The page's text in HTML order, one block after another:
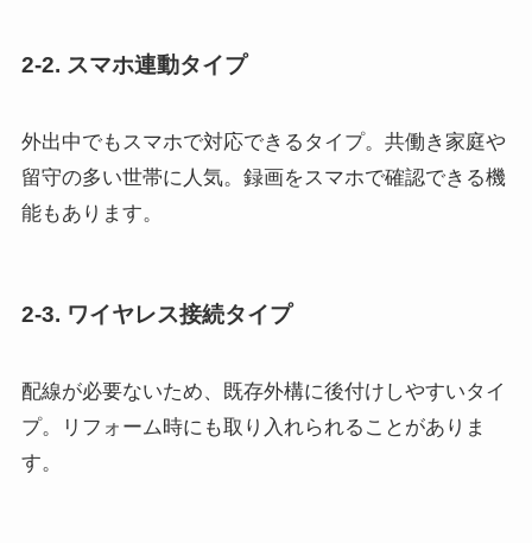
2-2. スマホ連動タイプ
外出中でもスマホで対応できるタイプ。共働き家庭や
留守の多い世帯に人気。録画をスマホで確認できる機
能もあります。
2-3. ワイヤレス接続タイプ
配線が必要ないため、既存外構に後付けしやすいタイ
プ。リフォーム時にも取り入れられることがありま
す。